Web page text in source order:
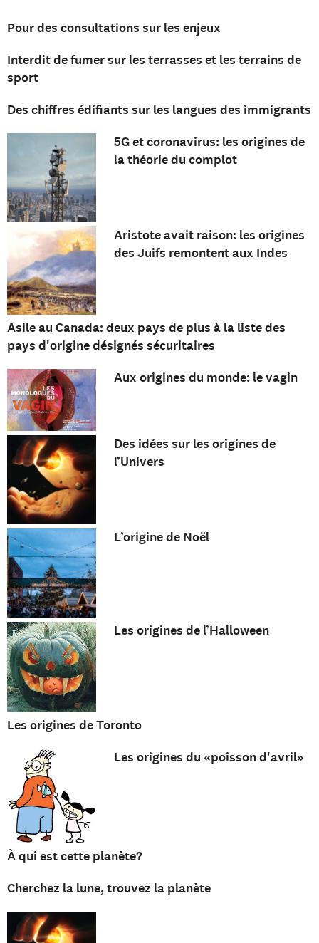
Pour des consultations sur les enjeux
Interdit de fumer sur les terrasses et les terrains de
sport
Des chiffres édifiants sur les langues des immigrants
5G et coronavirus: les origines de
la théorie du complot
Aristote avait raison: les origines
des Juifs remontent aux Indes
Asile au Canada: deux pays de plus à la liste des
pays d'origine désignés sécuritaires
Aux origines du monde: le vagin
Des idées sur les origines de
l’Univers
L’origine de Noël
Les origines de l’Halloween
Les origines de Toronto
Les origines du «poisson d'avril»
À qui est cette planète?
Cherchez la lune, trouvez la planète